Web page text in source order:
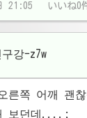
日 21:05 いいね
강-z7w
른쪽 어깨 괜찮
보던데....;